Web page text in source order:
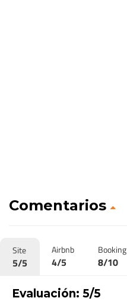
Comentarios
Site
5/5
Airbnb
4/5
Booking
8/10
Evaluación: 5/5